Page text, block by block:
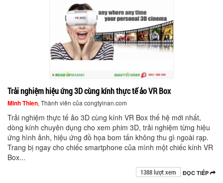
Trải nghiệm hiệu ứng 3D cùng kính thực tế ảo VR Box
Minh Thien, Thành viên của congtyinan.com
Trải nghiệm thực tế ảo 3D cùng kính VR Box thế hệ mới nhất,
dòng kính chuyên dụng cho xem phim 3D, trải nghiệm từng hiệu
ứng hình ảnh, hiệu ứng đồ họa bom tấn không thu gì ngoài rạp.
Trang bị ngay cho chiếc smartphone của mình một chiếc kính VR
Box...
ĐỌC TIẾP
1388 lượt xem